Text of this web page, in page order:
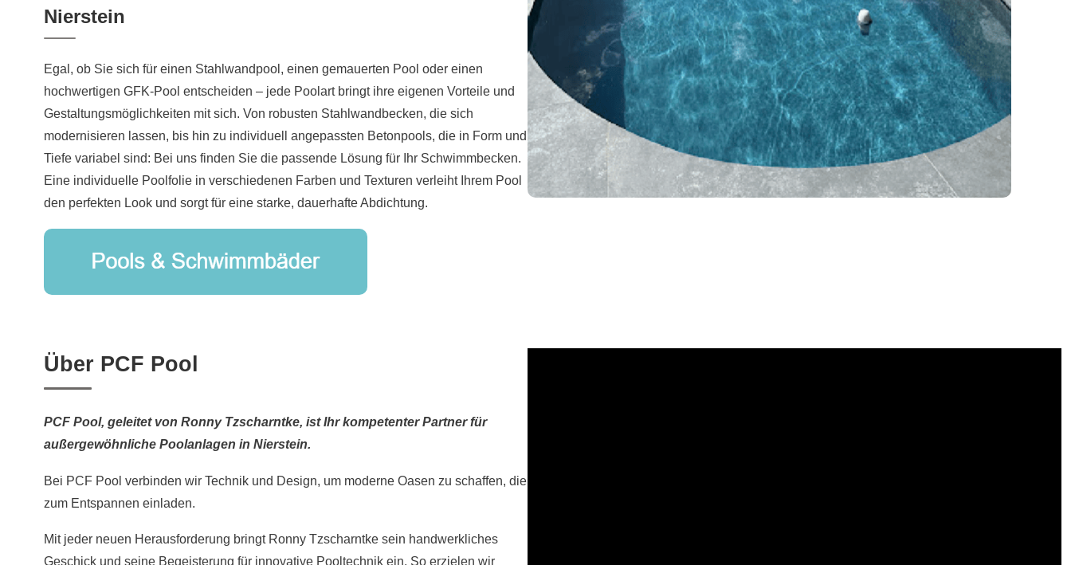
Nierstein
Egal, ob Sie sich für einen Stahlwandpool, einen gemauerten Pool oder einen
hochwertigen GFK-Pool entscheiden – jede Poolart bringt ihre eigenen Vorteile und
Gestaltungsmöglichkeiten mit sich. Von robusten Stahlwandbecken, die sich
modernisieren lassen, bis hin zu individuell angepassten Betonpools, die in Form und
Tiefe variabel sind: Bei uns finden Sie die passende Lösung für Ihr Schwimmbecken.
Eine individuelle Poolfolie in verschiedenen Farben und Texturen verleiht Ihrem Pool
den perfekten Look und sorgt für eine starke, dauerhafte Abdichtung.
Über PCF Pool
PCF Pool, geleitet von Ronny Tzscharntke, ist Ihr kompetenter Partner für
außergewöhnliche Poolanlagen in Nierstein.
Bei PCF Pool verbinden wir Technik und Design, um moderne Oasen zu schaffen, die
zum Entspannen einladen.
Mit jeder neuen Herausforderung bringt Ronny Tzscharntke sein handwerkliches
Geschick und seine Begeisterung für innovative Pooltechnik ein. So erzielen wir